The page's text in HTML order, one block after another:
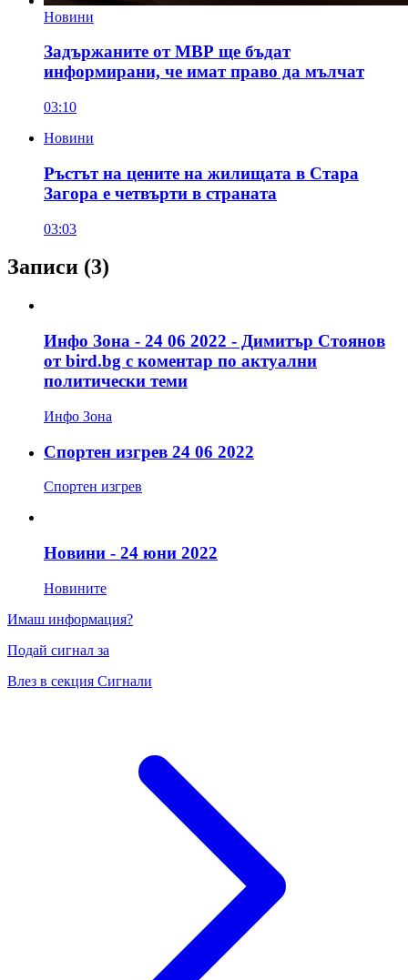
Новини
Задържаните от МВР ще бъдат
информирани, че имат право да мълчат
03:10
Новини
Ръстът на цените на жилищата в Стара
Загора е четвърти в страната
03:03
Записи (3)
Инфо Зона - 24 06 2022 - Димитър Стоянов
от bird.bg с коментар по актуални
политически теми
Инфо Зона
Спортен изгрев 24 06 2022
Спортен изгрев
Новини - 24 юни 2022
Новините
Имаш информация?
Подай сигнал за
Влез в секция Сигнали